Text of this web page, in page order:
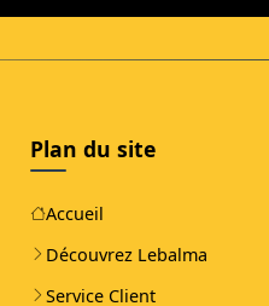
Plan du site
Accueil
Découvrez Lebalma
Service Client